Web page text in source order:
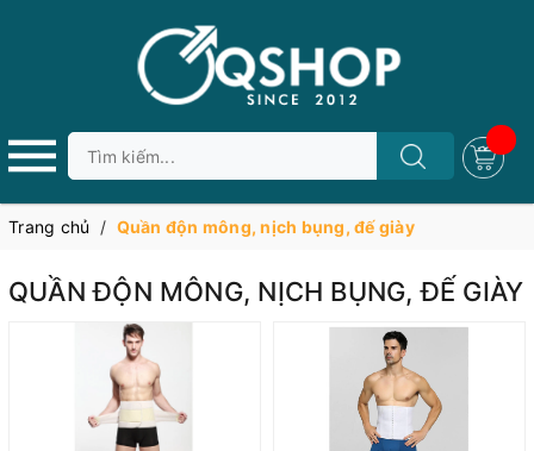
Trang chủ / Quần độn mông, nịch bụng, đế giày
QUẦN ĐỘN MÔNG, NỊCH BỤNG, ĐẾ GIÀY